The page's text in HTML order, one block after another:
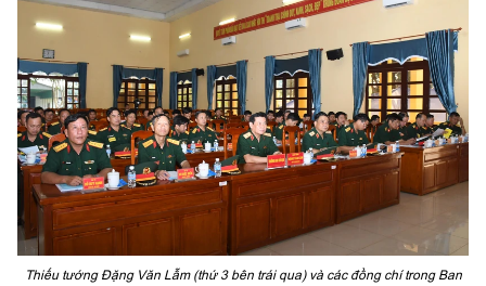
Thiếu tướng Đặng Văn Lẫm (thứ 3 bên trái qua) và các đồng chí trong Ban